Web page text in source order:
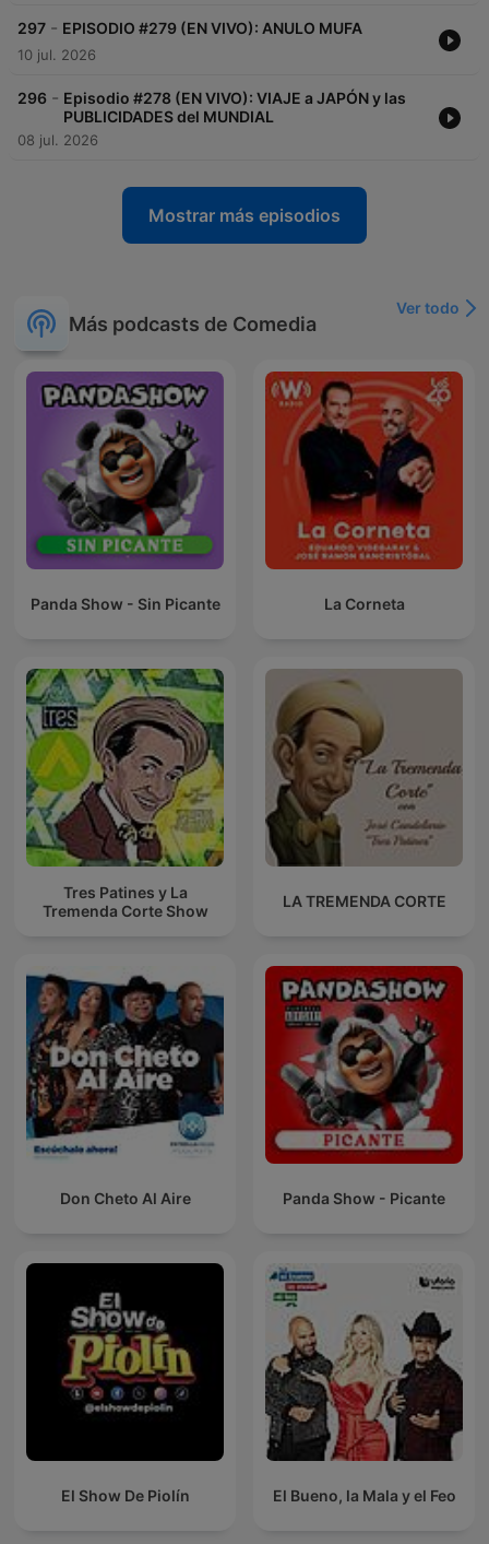
297 - EPISODIO #279 (EN VIVO): ANULO MUFA
10 jul. 2026
296 - Episodio #278 (EN VIVO): VIAJE a JAPÓN y las
PUBLICIDADES del MUNDIAL
08 jul. 2026
Mostrar más episodios
Más podcasts de Comedia
Ver todo
Panda Show - Sin Picante La Corneta
Tres Patines y La
Tremenda Corte Show
LA TREMENDA CORTE
Don Cheto Al Aire Panda Show - Picante
El Show De Piolín El Bueno, la Mala y el Feo